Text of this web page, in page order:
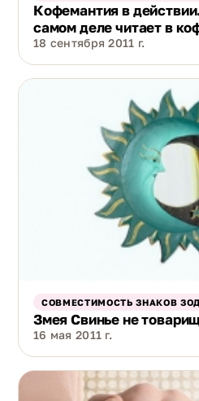
Кофемантия в
самом деле читает в
18 сентября 2011 г.
СОВМЕСТИМОСТЬ ЗНАКОВ
Змея Свинье не
16 мая 2011 г.